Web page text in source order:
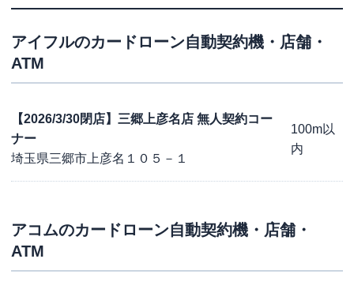
アイフルのカードローン自動契約機・店舗・
ATM
【2026/3/30閉店】三郷上彦名店 無人契約コー
ナー
埼玉県三郷市上彦名１０５－１
100m以
内
アコムのカードローン自動契約機・店舗・
ATM